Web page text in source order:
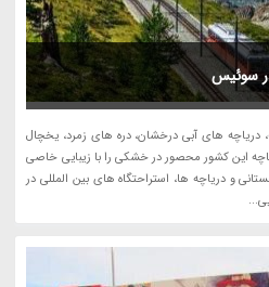
دریاچه های آبی درخشان، دره های زمرد، یخچال
این کشور محصور در خشکی را با زیبایی خاصی
و دریاچه ها، استراحتگاه های بین المللی در